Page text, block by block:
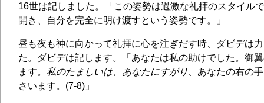
16世は記しました。「この姿勢は過激な礼拝のスタイル
開き、自分を完全に明け渡すという姿勢です。」
昼も夜も神に向かって礼拝に心を注ぎだす時、ダビデは
た。ダビデは記します。「あなたは私の助けでした。御
ます。 私のたましいは、あなたにすがり 、あなたの右の
さいます。(7-8)」